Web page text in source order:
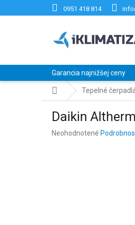
0951 418 814
Garancia najnižšej ceny
DomovTepelné
Daikin
Priemerné
Neohodnotené